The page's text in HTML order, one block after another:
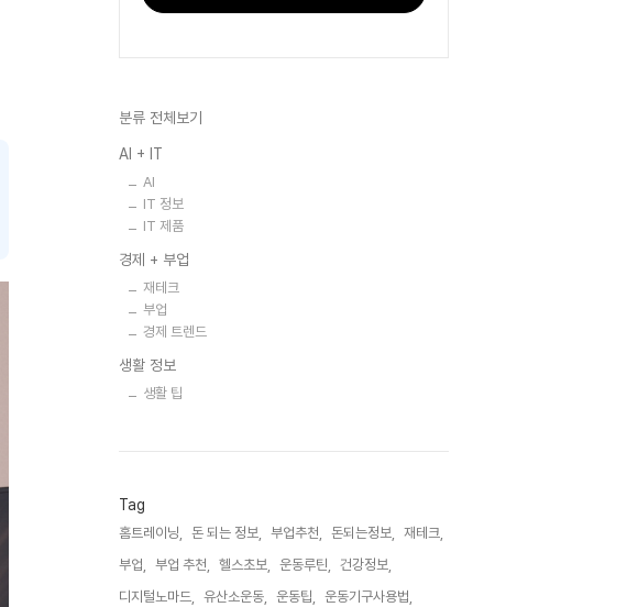
분류 전체보기
AI + IT
AI
IT 정보
IT 제품
경제 + 부업
재테크
부업
경제 트렌드
생활 정보
생활 팁
Tag
홈트레이닝, 돈 되는 정보, 부업추천, 돈되는정보,
재테크,
부업,
부업 추천, 헬스초보, 운동루틴,
건강정보,
디지털노마드,
유산소운동, 운동팁,
운동기구사용법,